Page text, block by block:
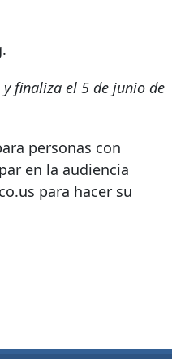
finaliza el 5 de junio de
personas con
en la audiencia
para hacer su